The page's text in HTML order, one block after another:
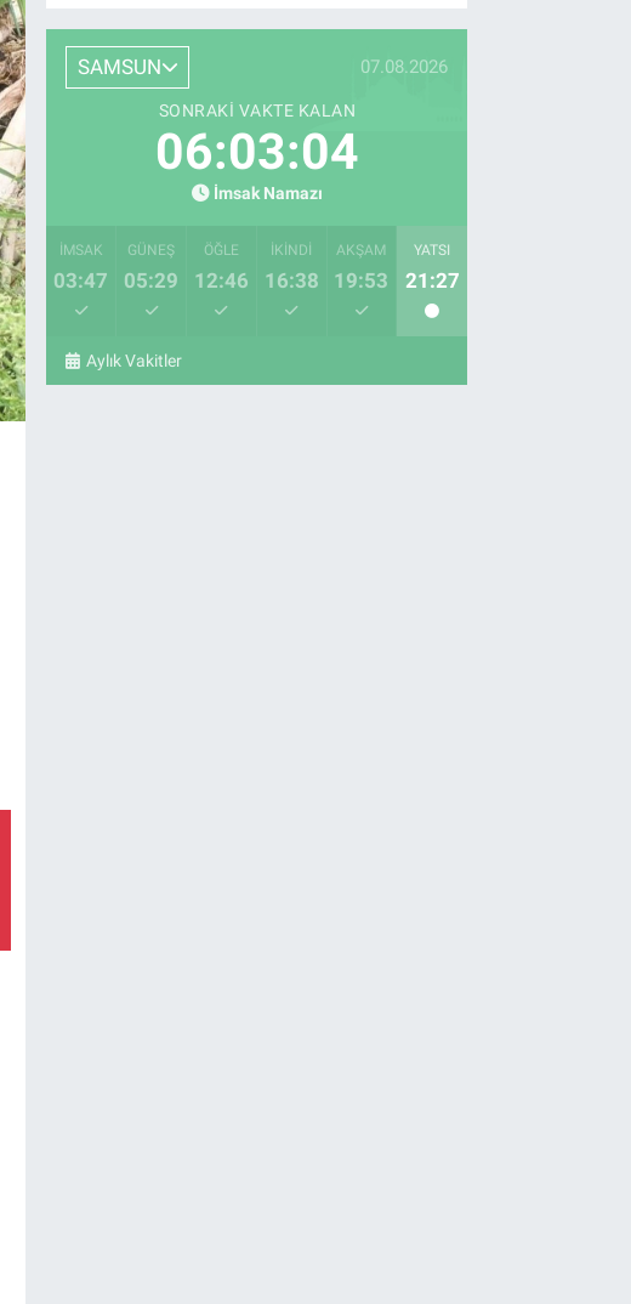
SAMSUN 07.08.2026
SONRAKI VAKTE KALAN
06:03:04
İmsak Namazı
İMSAK
03:47
GÜNEŞ
05:29
ÖĞLE
12:46
İKINDI
16:38
AKŞAM
19:53
YATSI
21:27
Aylık Vakitler